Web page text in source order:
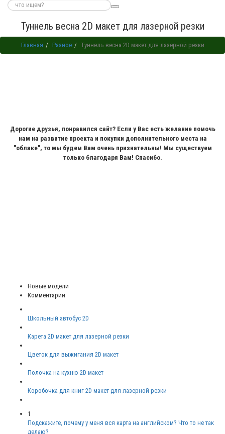
Туннель весна 2D макет для лазерной резки
Главная Разное Туннель весна 2D макет для лазерной резки
Дорогие друзья, понравился сайт? Если у Вас есть желание помочь
нам на развитие проекта и покупки дополнительного места на
"облаке", то мы будем Вам очень признательны! Мы существуем
только благодаря Вам! Спасибо.
Новые модели
Комментарии
Школьный автобус 2D
Карета 2D макет для лазерной резки
Цветок для выжигания 2D макет
Полочка на кухню 2D макет
Коробочка для книг 2D макет для лазерной резки
1
Подскажите, почему у меня вся карта на английском? Что то не так
делаю?